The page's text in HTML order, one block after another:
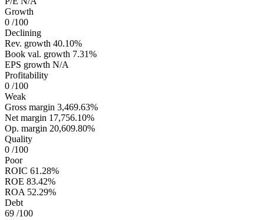
Growth
0 /100
Declining
Rev. growth 40.10%
Book val. growth 7.31%
EPS growth N/A
Profitability
0 /100
Weak
Gross margin 3,469.63%
Net margin 17,756.10%
Op. margin 20,609.80%
Quality
0 /100
Poor
ROIC 61.28%
ROE 83.42%
ROA 52.29%
Debt
69 /100